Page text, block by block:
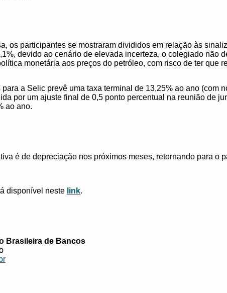
os participantes se mostraram divididos em relação às
devido ao cenário de elevada incerteza, o colegiado não
monetária aos preços do petróleo, com risco de ter que
a Selic prevê uma taxa terminal de 13,25% ao ano (com
por um ajuste final de 0,5 ponto percentual na reunião de
ao ano.
é de depreciação nos próximos meses, retornando para o
disponível neste link.
Brasileira de Bancos